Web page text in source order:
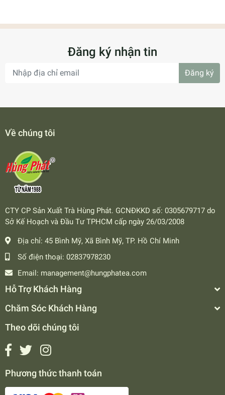
Đăng ký nhận tin
Đăng ký
Về chúng tôi
CTY CP Sản Xuất Trà Hùng Phát. GCNĐKKD số: 0305679717 do
Sở Kế Hoạch và Đầu Tư TPHCM cấp ngày 26/03/2008
Địa chỉ: 45 Bình Mỹ, Xã Bình Mỹ, TP. Hồ Chí Minh
Số điện thoại: 02837978230
Email: management@hungphatea.com
Hỗ Trợ Khách Hàng
Chăm Sóc Khách Hàng
Theo dõi chúng tôi
Phương thức thanh toán